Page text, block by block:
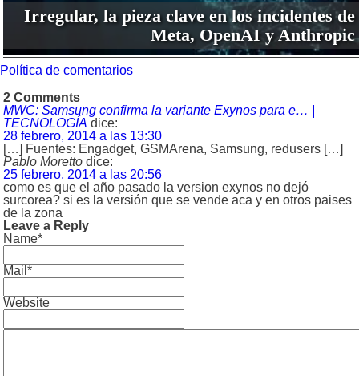
Irregular, la pieza clave en los incidentes de
Meta, OpenAI y Anthropic
Política de comentarios
2 Comments
MWC: Samsung confirma la variante Exynos para e… |
TECNOLOGÍA dice:
28 febrero, 2014 a las 13:30
[…] Fuentes: Engadget, GSMArena, Samsung, redusers […]
Pablo Moretto dice:
25 febrero, 2014 a las 20:56
como es que el año pasado la version exynos no dejó
surcorea? si es la versión que se vende aca y en otros paises
de la zona
Leave a Reply
Name*
Mail*
Website